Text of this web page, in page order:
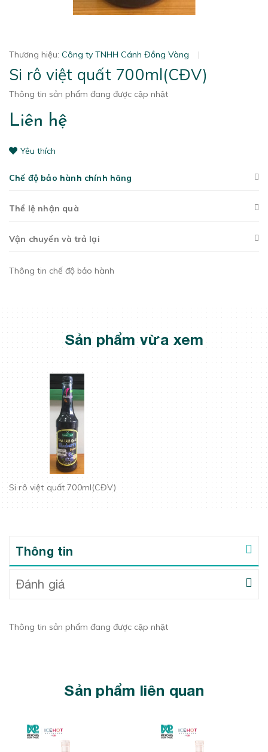
Thương hiệu: Công ty TNHH Cánh Đồng Vàng |
Si rô việt quất 700ml(CĐV)
Thông tin sản phẩm đang được cập nhật
Liên hệ
Yêu thích
Chế độ bảo hành chính hãng
Thể lệ nhận quà
Vận chuyển và trả lại
Thông tin chế độ bảo hành
Sản phẩm vừa xem
Si rô việt quất 700ml(CĐV)
Thông tin
Đánh giá
Thông tin sản phẩm đang được cập nhật
Sản phẩm liên quan